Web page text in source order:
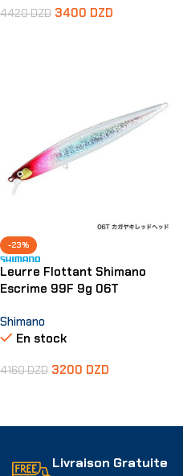
4420DZD 3400 DZD
-23%
Leurre Flottant Shimano
Escrime 99F 9g 06T
Shimano
En stock
4160DZD 3200 DZD
Livraison Gratuite